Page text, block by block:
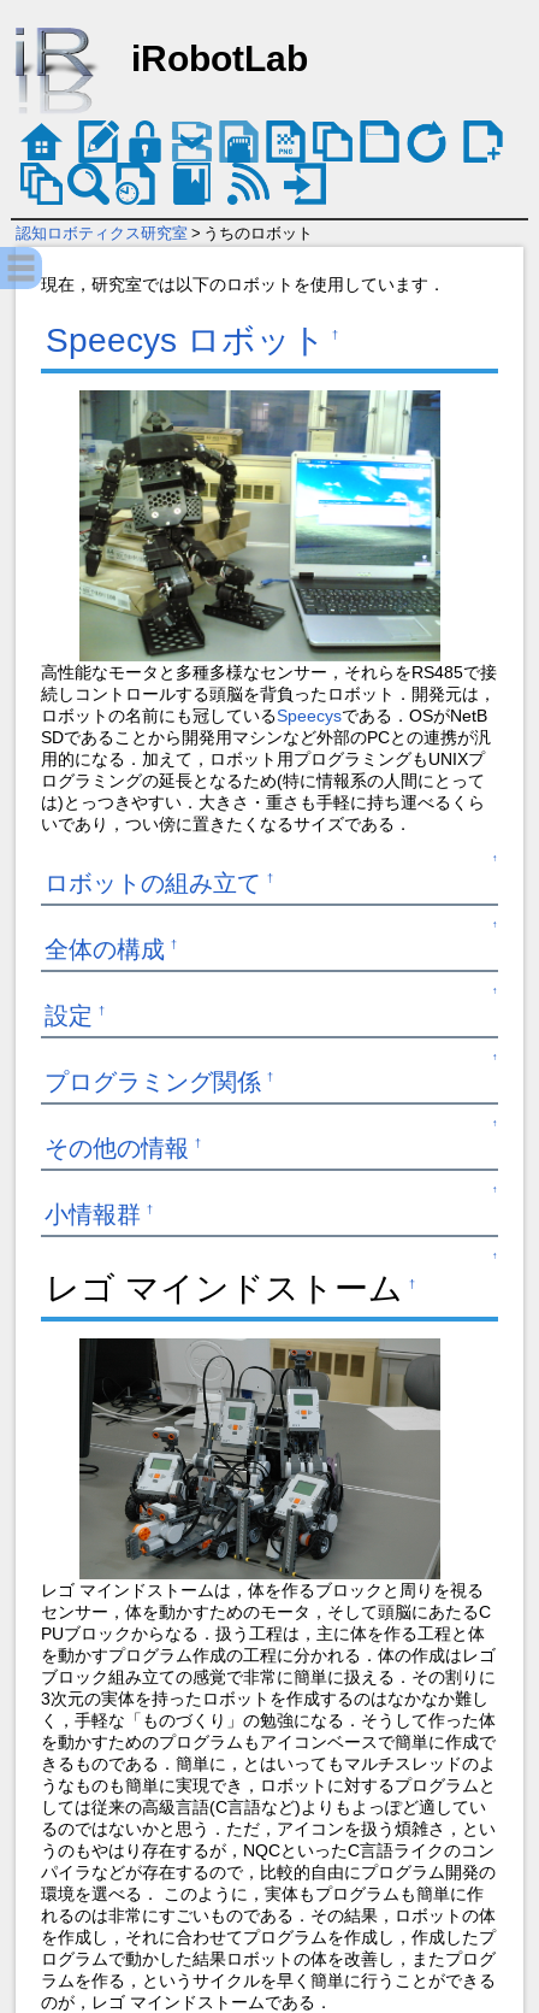
iRobotLab
認知ロボティクス研究室 > うちのロボット
現在，研究室では以下のロボットを使用しています．
Speecys ロボット †
高性能なモータと多種多様なセンサー，それらをRS485で接
続しコントロールする頭脳を背負ったロボット．開発元は，
ロボットの名前にも冠しているSpeecysである．OSがNetB
SDであることから開発用マシンなど外部のPCとの連携が汎
用的になる．加えて，ロボット用プログラミングもUNIXプ
ログラミングの延長となるため(特に情報系の人間にとって
は)とっつきやすい．大きさ・重さも手軽に持ち運べるくら
いであり，つい傍に置きたくなるサイズである．
↑
ロボットの組み立て †
↑
全体の構成 †
↑
設定 †
↑
プログラミング関係 †
↑
その他の情報 †
↑
小情報群 †
↑
レゴ マインドストーム †
レゴ マインドストームは，体を作るブロックと周りを視る
センサー，体を動かすためのモータ，そして頭脳にあたるC
PUブロックからなる．扱う工程は，主に体を作る工程と体
を動かすプログラム作成の工程に分かれる．体の作成はレゴ
ブロック組み立ての感覚で非常に簡単に扱える．その割りに
3次元の実体を持ったロボットを作成するのはなかなか難し
く，手軽な「ものづくり」の勉強になる．そうして作った体
を動かすためのプログラムもアイコンベースで簡単に作成で
きるものである．簡単に，とはいってもマルチスレッドのよ
うなものも簡単に実現でき，ロボットに対するプログラムと
しては従来の高級言語(C言語など)よりもよっぽど適してい
るのではないかと思う．ただ，アイコンを扱う煩雑さ，とい
うのもやはり存在するが，NQCといったC言語ライクのコン
パイラなどが存在するので，比較的自由にプログラム開発の
環境を選べる． このように，実体もプログラムも簡単に作
れるのは非常にすごいものである．その結果，ロボットの体
を作成し，それに合わせてプログラムを作成し，作成したプ
ログラムで動かした結果ロボットの体を改善し，またプログ
ラムを作る，というサイクルを早く簡単に行うことができる
のが，レゴ マインドストームである．